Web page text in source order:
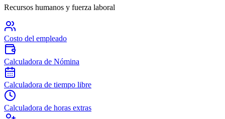
Recursos humanos y fuerza laboral
Costo del empleado
Calculadora de Nómina
Calculadora de tiempo libre
Calculadora de horas extras